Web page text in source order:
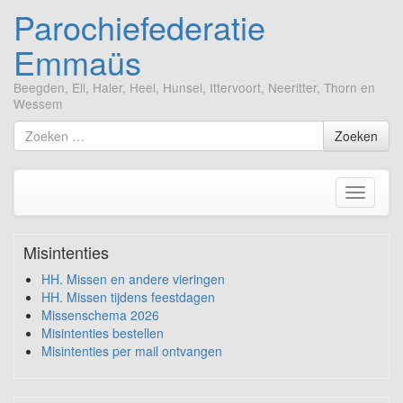
Parochiefederatie
Emmaüs
Beegden, Ell, Haler, Heel, Hunsel, Ittervoort, Neeritter, Thorn en
Wessem
Ga
naar
Zoek
naar
Zoeken
Toggle
Misintenties
HH. Missen en andere vieringen
HH. Missen tijdens feestdagen
Missenschema 2026
Misintenties bestellen
Misintenties per mail ontvangen